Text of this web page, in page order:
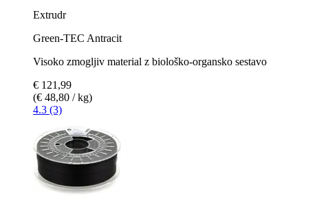
Extrudr
Green-TEC Antracit
Visoko zmogljiv material z biološko-organsko sestavo
€ 121,99
(€ 48,80 / kg)
4.3 (3)